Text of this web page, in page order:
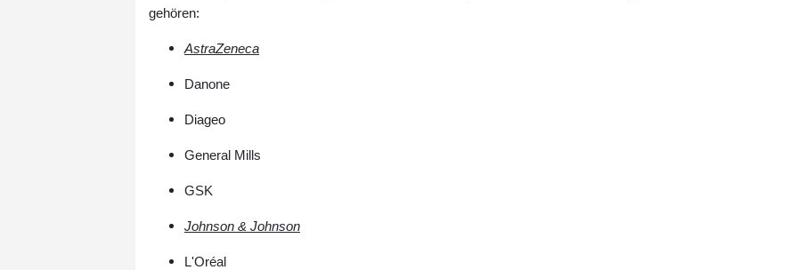
gehören:
AstraZeneca
Danone
Diageo
General Mills
GSK
Johnson & Johnson
L'Oréal